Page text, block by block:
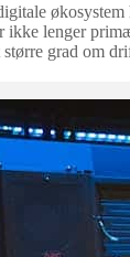
ikke lenger
større grad om